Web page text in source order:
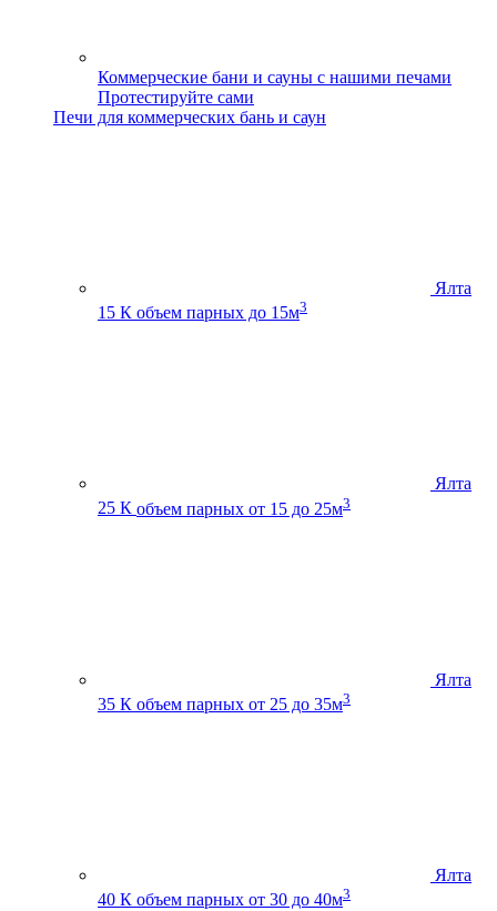
Коммерческие бани и сауны с нашими печами
Протестируйте сами
Печи для коммерческих бань и саун
Ялта
15 К объем парных до 15м3
Ялта
25 К объем парных от 15 до 25м3
Ялта
35 К объем парных от 25 до 35м3
Ялта
40 К объем парных от 30 до 40м3